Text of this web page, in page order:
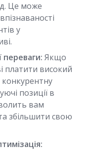
Це може
у
Якщо
платити високий
позиції в
вам
збільшити свою